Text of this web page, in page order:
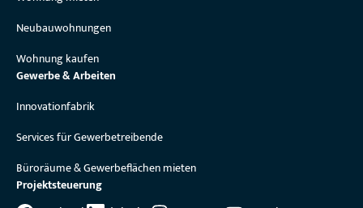
Neubauwohnungen
Wohnung kaufen
Gewerbe & Arbeiten
Innovationfabrik
Services für Gewerbetreibende
Büroräume & Gewerbeflächen mieten
Projektsteuerung